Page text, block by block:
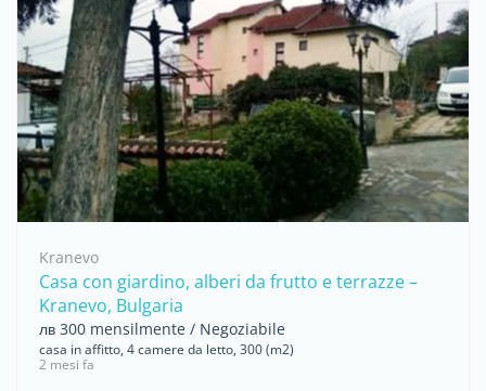
Kranevo
Casa con giardino, alberi da frutto e terrazze –
Kranevo, Bulgaria
лв 300 mensilmente / Negoziabile
casa in affitto, 4 camere da letto, 300 (m2)
2 mesi fa